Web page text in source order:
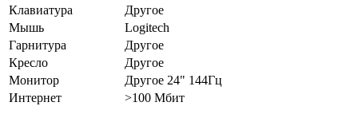
Клавиатура
Другое
Мышь
Logitech
Гарнитура
Другое
Кресло
Другое
Монитор
Другое 24" 144Гц
Интернет
>100 Мбит